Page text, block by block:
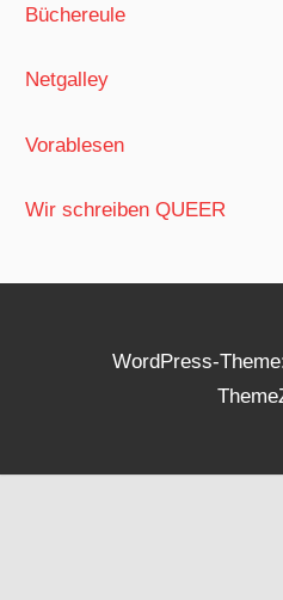
Büchereule
Netgalley
Vorablesen
Wir schreiben QUEER
WordPress-